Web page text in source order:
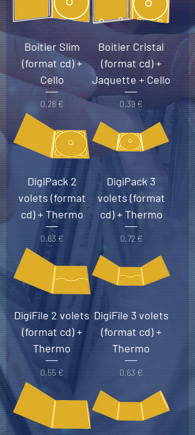
Boitier Slim
(format cd) +
Cello
Prix
0,28 €
Boitier Cristal
(format cd) +
Jaquette + Cello
Prix
0,39 €
DigiPack 2
volets (format
cd) + Thermo
Prix
0,63 €
DigiPack 3
volets (format
cd) + Thermo
Prix
0,72 €
DigiFile 2 volets
(format cd) +
Thermo
Prix
0,55 €
DigiFile 3 volets
(format cd) +
Thermo
Prix
0,63 €